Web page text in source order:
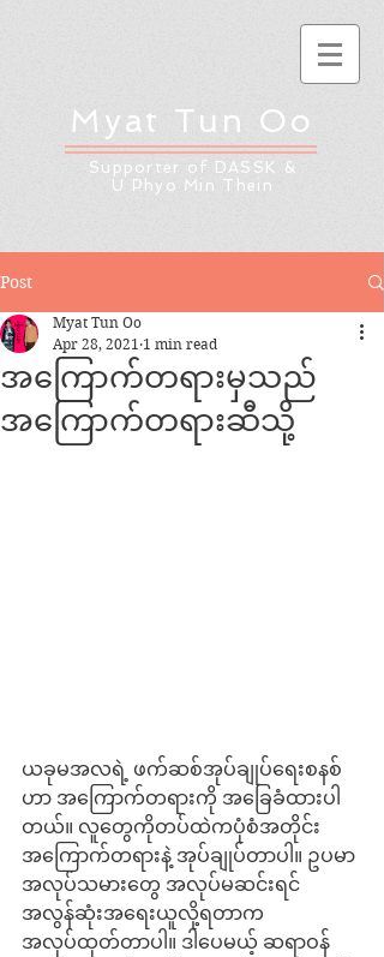
Myat Tun Oo
Supporter of DASSK &
U Phyo Min Thein
Post
အကြောက်တရားမှသည်
အကြောက်တရားဆီသို့
Myat Tun Oo
Apr 28, 2021 1 min read
ယခုမအလရဲ့ ဖက်ဆစ်အုပ်ချုပ်ရေးစနစ်
ဟာ အကြောက်တရားကို အခြေခံထားပါ
တယ်။ လူတွေကိုတပ်ထဲကပုံစံအတိုင်း
အကြောက်တရားနဲ့ အုပ်ချုပ်တာပါ။ ဥပမာ
အလုပ်သမားတွေ အလုပ်မဆင်းရင်
အလွန်ဆုံးအရေးယူလို့ရတာက
အလုပ်ထုတ်တာပါ။ ဒါပေမယ့် ဆရာဝန်